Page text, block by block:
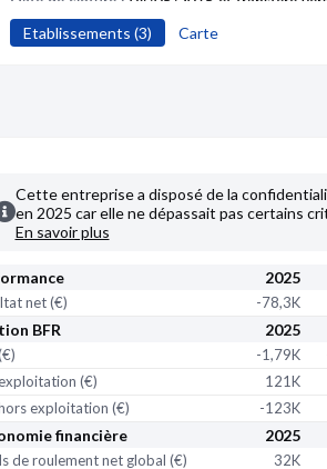
Établissement secondaire
Etablissements (3) Carte
Cette entreprise a disposé de la
en 2025 car elle ne dépassait pas certains
En savoir plus
2025
net (€) -78,3K
BFR 2025
-1,79K
(€)
121K
exploitation (€)
-123K
financière 2025
de roulement net global (€) 32K